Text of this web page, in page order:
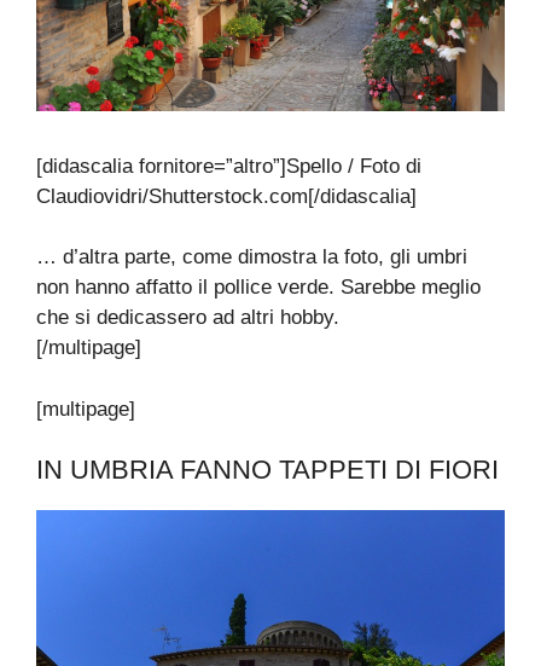
[didascalia fornitore=”altro”]Spello / Foto di
Claudiovidri/Shutterstock.com[/didascalia]
… d’altra parte, come dimostra la foto, gli umbri
non hanno affatto il pollice verde. Sarebbe meglio
che si dedicassero ad altri hobby.
[/multipage]
[multipage]
IN UMBRIA FANNO TAPPETI DI FIORI